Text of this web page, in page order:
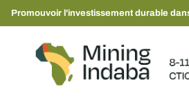
Promouvoir l'investissement durable